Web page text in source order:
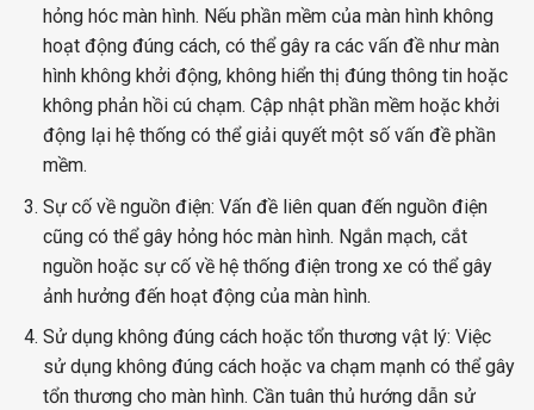
hỏng hóc màn hình. Nếu phần mềm của màn hình không
hoạt động đúng cách, có thể gây ra các vấn đề như màn
hình không khởi động, không hiển thị đúng thông tin hoặc
không phản hồi cú chạm. Cập nhật phần mềm hoặc khởi
động lại hệ thống có thể giải quyết một số vấn đề phần
mềm.
Sự cố về nguồn điện: Vấn đề liên quan đến nguồn điện
cũng có thể gây hỏng hóc màn hình. Ngắn mạch, cắt
nguồn hoặc sự cố về hệ thống điện trong xe có thể gây
ảnh hưởng đến hoạt động của màn hình.
Sử dụng không đúng cách hoặc tổn thương vật lý: Việc
sử dụng không đúng cách hoặc va chạm mạnh có thể gây
tổn thương cho màn hình. Cần tuân thủ hướng dẫn sử